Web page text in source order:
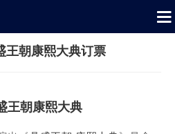
王朝康熙大典订票
王朝康熙大典